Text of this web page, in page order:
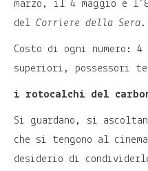
marzo, il 4 maggio e l’8
del Corriere della Sera.
Costo di ogni numero:
superiori, possessori
i rotocalchi del
Si guardano, si
che si tengono al
desiderio di